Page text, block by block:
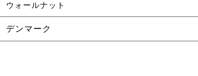
ウォールナット
デンマーク